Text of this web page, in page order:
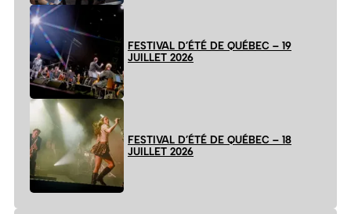
FESTIVAL D’ÉTÉ DE QUÉBEC – 19
JUILLET 2026
FESTIVAL D’ÉTÉ DE QUÉBEC – 18
JUILLET 2026